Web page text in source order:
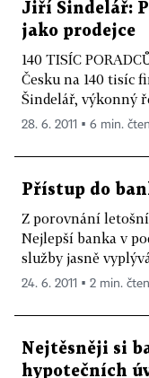
Jiří Šindelář:
jako prodejce
140 TISÍC
Česku na 140 tisíc
Šindelář, výkonný
28. 6. 2011 ▪ 6 min.
Přístup do
Z porovnání
Nejlepší banka v
služby jasně
24. 6. 2011 ▪ 2 min.
Nejtěsněji si
hypotečních